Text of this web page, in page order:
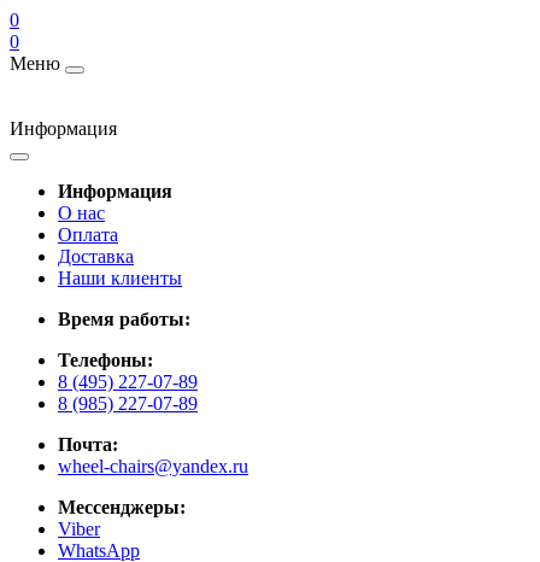
0
0
Меню
Информация
Информация
О нас
Оплата
Доставка
Наши клиенты
Время работы:
Телефоны:
8 (495) 227-07-89
8 (985) 227-07-89
Почта:
wheel-chairs@yandex.ru
Мессенджеры:
Viber
WhatsApp